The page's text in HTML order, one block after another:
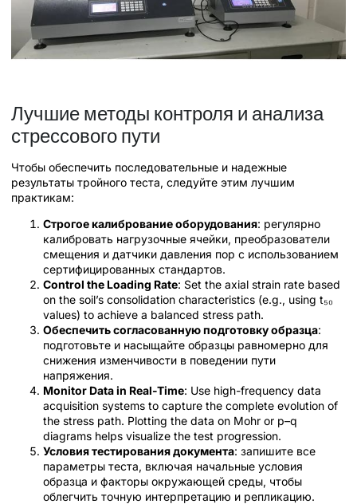
Лучшие методы контроля и анализа
стрессового пути
Чтобы обеспечить последовательные и надежные
результаты тройного теста, следуйте этим лучшим
практикам:
Строгое калибрование оборудования: регулярно
калибровать нагрузочные ячейки, преобразователи
смещения и датчики давления пор с использованием
сертифицированных стандартов.
Control the Loading Rate: Set the axial strain rate based
on the soil’s consolidation characteristics (e.g., using t₅₀
values) to achieve a balanced stress path.
Обеспечить согласованную подготовку образца:
подготовьте и насыщайте образцы равномерно для
снижения изменчивости в поведении пути
напряжения.
Monitor Data in Real-Time: Use high-frequency data
acquisition systems to capture the complete evolution of
the stress path. Plotting the data on Mohr or p–q
diagrams helps visualize the test progression.
Условия тестирования документа: запишите все
параметры теста, включая начальные условия
образца и факторы окружающей среды, чтобы
облегчить точную интерпретацию и репликацию.